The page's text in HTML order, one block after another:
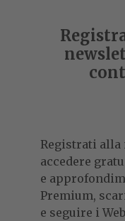
Registrati alla
accedere
e
Premium,
e seguire i